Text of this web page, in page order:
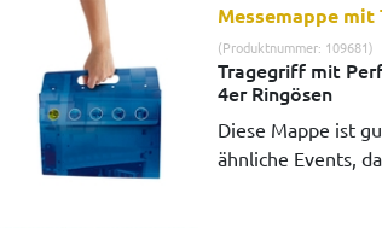
Messemappe
(Produktnummer: 109681)
Tragegriff mit
4er Ringösen
Diese Mappe ist
ähnliche Events, da